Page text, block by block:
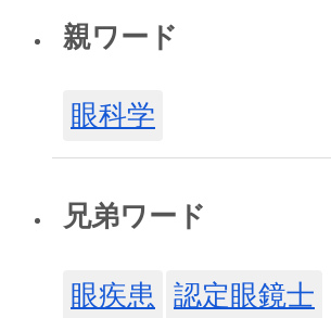
親ワード
眼科学
兄弟ワード
眼疾患 認定眼鏡士